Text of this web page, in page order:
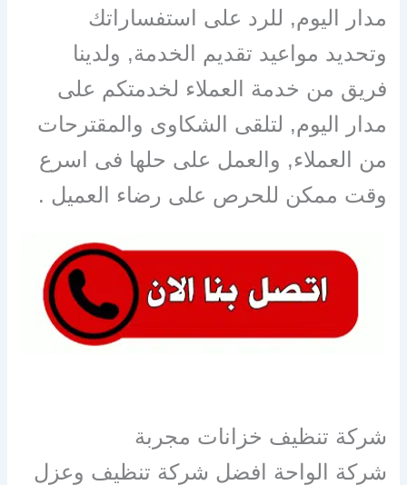
مدار اليوم, للرد على استفساراتك
وتحديد مواعيد تقديم الخدمة, ولدينا
فريق من خدمة العملاء لخدمتكم على
مدار اليوم, لتلقى الشكاوى والمقترحات
من العملاء, والعمل على حلها فى اسرع
وقت ممكن للحرص على رضاء العميل .
شركة تنظيف خزانات مجربة
شركة الواحة افضل شركة تنظيف وعزل